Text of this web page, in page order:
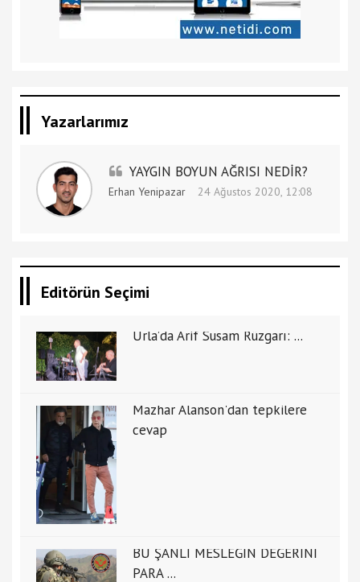
Yazarlarımız
YAYGIN BOYUN AĞRISI NEDİR?
Erhan Yenipazar 24 Ağustos 2020, 12:08
Editörün Seçimi
Urla’da Arif Susam Rüzgarı: ...
Mazhar Alanson'dan tepkilere
cevap
BU ŞANLI MESLEĞİN DEĞERİNİ
PARA ...